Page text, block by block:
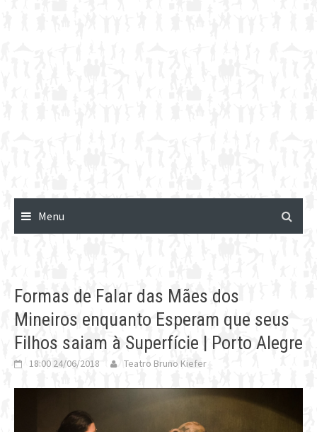
Menu
Formas de Falar das Mães dos
Mineiros enquanto Esperam que seus
Filhos saiam à Superfície | Porto Alegre
18:00 24/06/2018 Teatro Bruno Kiefer